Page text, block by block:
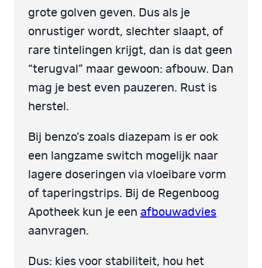
grote golven geven. Dus als je
onrustiger wordt, slechter slaapt, of
rare tintelingen krijgt, dan is dat geen
“terugval” maar gewoon: afbouw. Dan
mag je best even pauzeren. Rust is
herstel.
Bij benzo’s zoals diazepam is er ook
een langzame switch mogelijk naar
lagere doseringen via vloeibare vorm
of taperingstrips. Bij de Regenboog
Apotheek kun je een afbouwadvies
aanvragen.
Dus: kies voor stabiliteit, hou het